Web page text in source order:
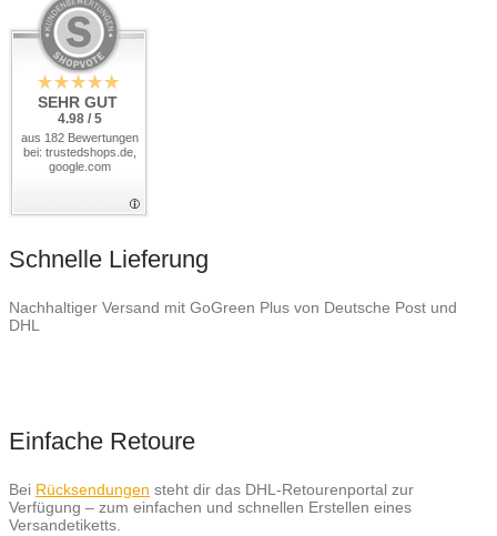
SEHR GUT
4.98 / 5
aus 182 Bewertungen
bei: trustedshops.de,
google.com
Schnelle Lieferung
Nachhaltiger Versand mit GoGreen Plus von Deutsche Post und
DHL
Einfache Retoure
Bei Rücksendungen steht dir das DHL-Retourenportal zur
Verfügung – zum einfachen und schnellen Erstellen eines
Versandetiketts.